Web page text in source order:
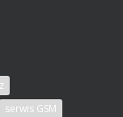
serwis GSM